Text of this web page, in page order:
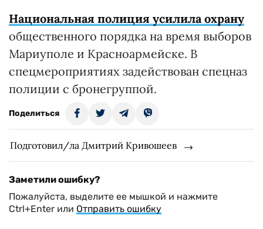
Национальная полиция усилила охрану
общественного порядка на время выборов
Мариуполе и Красноармейске. В
спецмероприятиях задействован спецназ
полиции с бронегруппой.
Поделиться
Подготовил/ла Дмитрий Кривошеев
Заметили ошибку?
Пожалуйста, выделите ее мышкой и нажмите
Ctrl+Enter или Отправить ошибку